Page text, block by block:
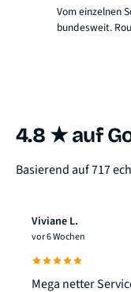
Vom einzelnen
bundesweit.
4.8 ★ auf
Basierend auf 717
Viviane L.
vor 6 Wochen
Mega netter